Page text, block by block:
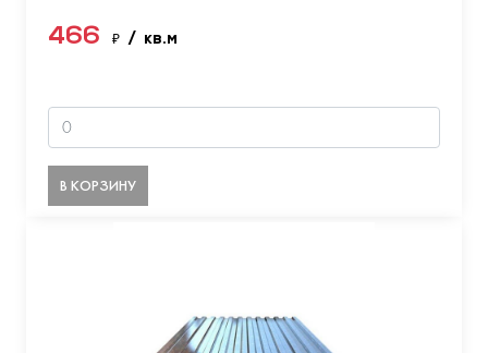
466 ₽ / кв.м
В КОРЗИНУ